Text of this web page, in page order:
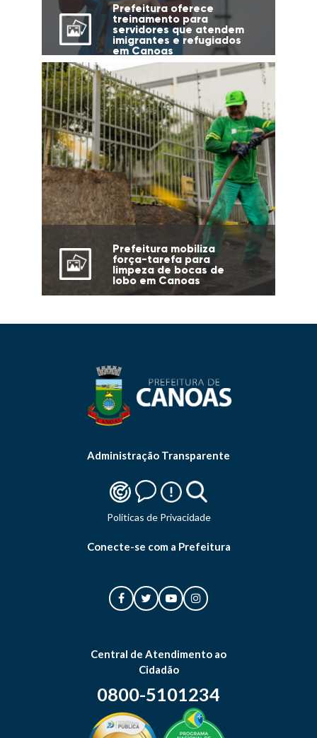
Prefeitura oferece
treinamento para
servidores que atendem
imigrantes e refugiados
em Canoas
Prefeitura mobiliza
força-tarefa para
limpeza de bocas de
lobo em Canoas
Administração Transparente
Politicas de Privacidade
Conecte-se com a Prefeitura
Central de Atendimento ao
Cidadão
0800-5101234